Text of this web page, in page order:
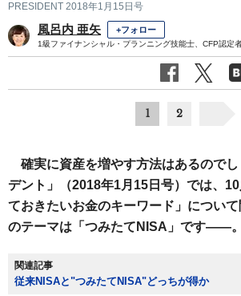
PRESIDENT 2018年1月15日号
風呂内 亜矢 +フォロー
1級ファイナンシャル・プランニング技能士、CFP認定
1 2
確実に資産を増やす方法はあるので
デント」（2018年1月15日号）では、
ておきたいお金のキーワード」につい
のテーマは「つみたてNISA」です――。
関連記事
従来NISAと"つみたてNISA"どっちが得か